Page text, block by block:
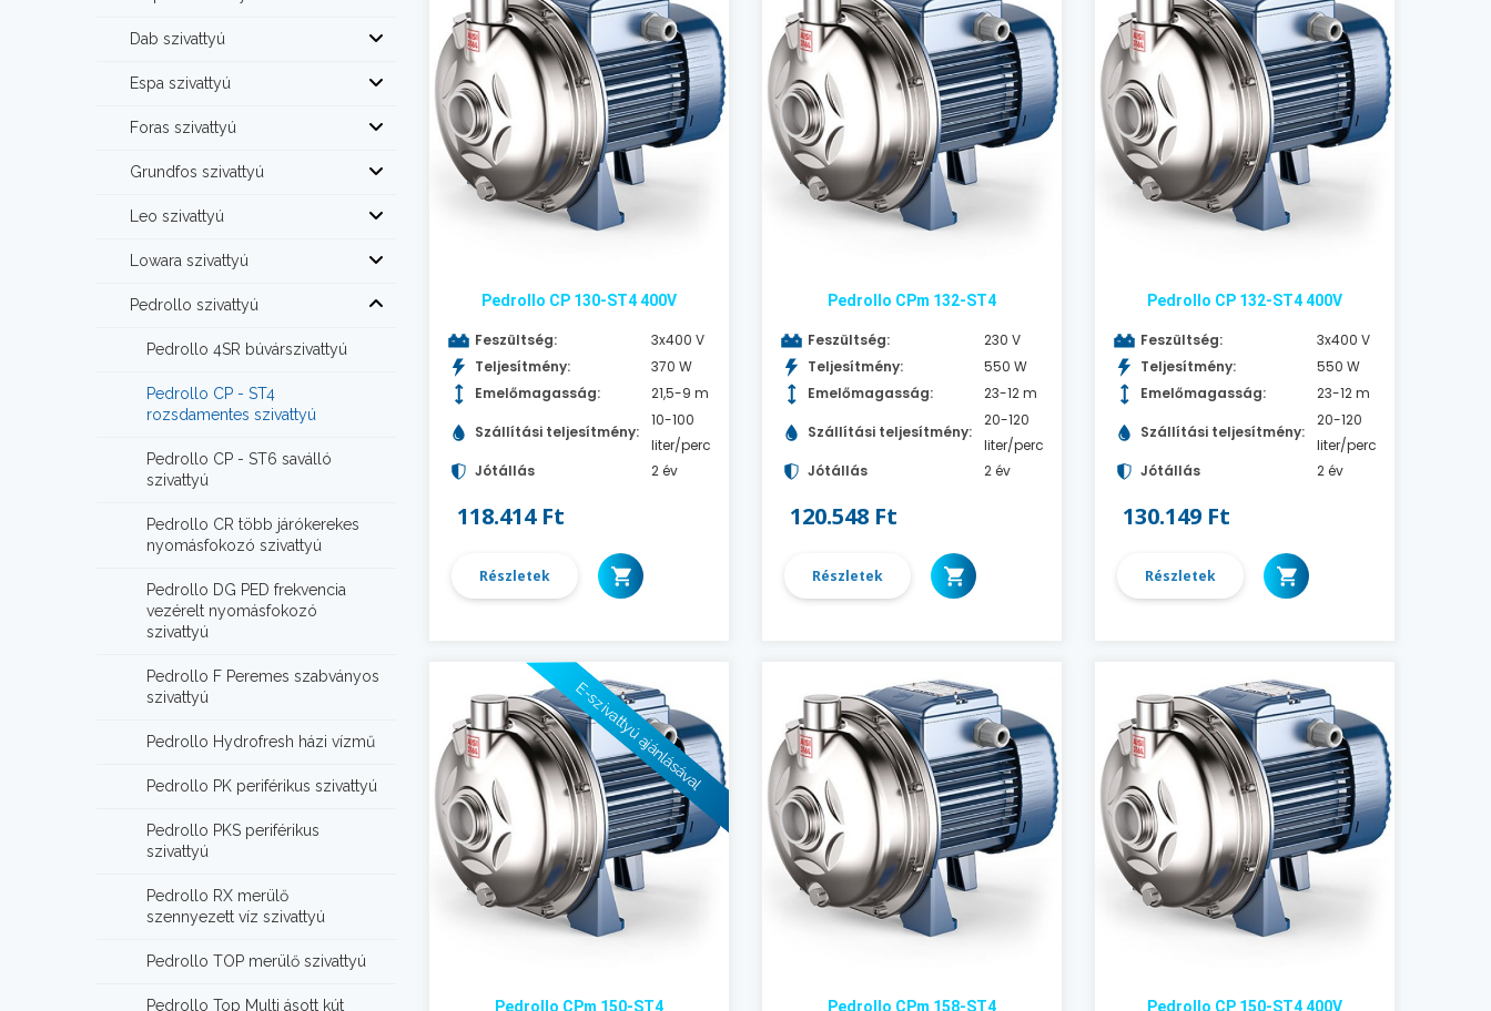
Pedrollo CP 130-ST4 400V
Feszültség:
3x400 V
Teljesítmény:
370 W
Emelőmagasság:
21,5-9 m
Szállítási teljesítmény:
10-100
liter/perc
Jótállás
2 év
118.414 Ft
Részletek
Pedrollo CPm 132-ST4
Feszültség:
230 V
Teljesítmény:
550 W
Emelőmagasság:
23-12 m
Szállítási teljesítmény:
20-120
liter/perc
Jótállás
2 év
120.548 Ft
Részletek
Pedrollo CP 132-ST4 400V
Feszültség:
3x400 V
Teljesítmény:
550 W
Emelőmagasság:
23-12 m
Szállítási teljesítmény:
20-120
liter/perc
Jótállás
2 év
130.149 Ft
Részletek
E-szivattyú ajánlásával
Pedrollo CPm 150-ST4 Pedrollo CPm 158-ST4 Pedrollo CP 150-ST4 400V
Dab szivattyú
Espa szivattyú
Foras szivattyú
Grundfos szivattyú
Leo szivattyú
Lowara szivattyú
Pedrollo szivattyú
Pedrollo 4SR búvárszivattyú
Pedrollo CP - ST4
rozsdamentes szivattyú
Pedrollo CP - ST6 saválló
szivattyú
Pedrollo CR több járókerekes
nyomásfokozó szivattyú
Pedrollo DG PED frekvencia
vezérelt nyomásfokozó
szivattyú
Pedrollo F Peremes szabványos
szivattyú
Pedrollo Hydrofresh házi vízmű
Pedrollo PK periférikus szivattyú
Pedrollo PKS periférikus
szivattyú
Pedrollo RX merülő
szennyezett víz szivattyú
Pedrollo TOP merülő szivattyú
Pedrollo Top Multi ásott kút